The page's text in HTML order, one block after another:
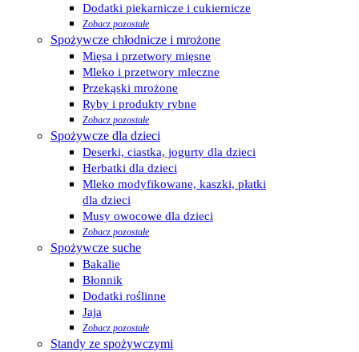
Dodatki piekarnicze i cukiernicze
Zobacz pozostałe
Spożywcze chłodnicze i mrożone
Mięsa i przetwory mięsne
Mleko i przetwory mleczne
Przekąski mrożone
Ryby i produkty rybne
Zobacz pozostałe
Spożywcze dla dzieci
Deserki, ciastka, jogurty dla dzieci
Herbatki dla dzieci
Mleko modyfikowane, kaszki, płatki
dla dzieci
Musy owocowe dla dzieci
Zobacz pozostałe
Spożywcze suche
Bakalie
Błonnik
Dodatki roślinne
Jaja
Zobacz pozostałe
Standy ze spożywczymi